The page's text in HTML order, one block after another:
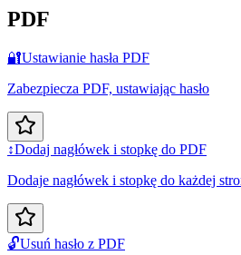
PDF
🔐Ustawianie hasła PDF
Zabezpiecza PDF, ustawiając hasło
↕️Dodaj nagłówek i stopkę do PDF
Dodaje nagłówek i stopkę do każdej
🔓Usuń hasło z PDF